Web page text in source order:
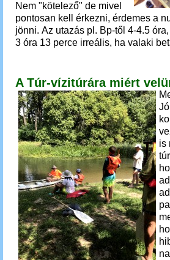
Nem "kötelező" de mivel
pontosan kell érkezni, érdemes a
jönni. Az utazás pl. Bp-től 4-4.5
3 óra 13 perce irreális, ha valaki
A Túr-vízitúrára miért
is